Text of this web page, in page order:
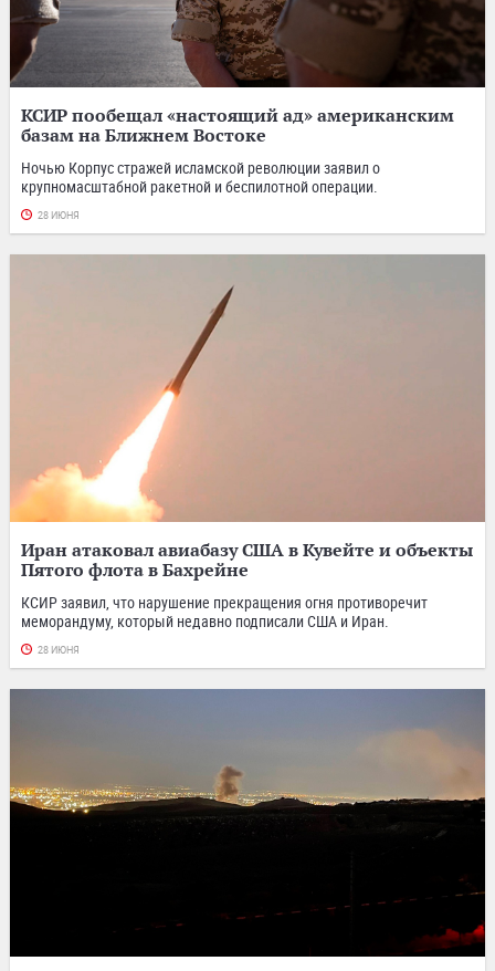
КСИР пообещал «настоящий ад» американским
базам на Ближнем Востоке
Ночью Корпус стражей исламской революции заявил о
крупномасштабной ракетной и беспилотной операции.
28 ИЮНЯ
Иран атаковал авиабазу США в Кувейте и объекты
Пятого флота в Бахрейне
КСИР заявил, что нарушение прекращения огня противоречит
меморандуму, который недавно подписали США и Иран.
28 ИЮНЯ